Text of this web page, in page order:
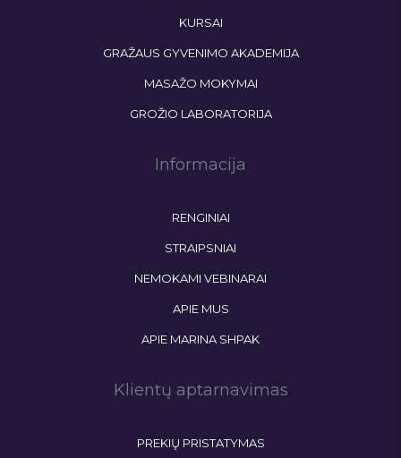
KURSAI
GRAŽAUS GYVENIMO AKADEMIJA
MASAŽO MOKYMAI
GROŽIO LABORATORIJA
Informacija
RENGINIAI
STRAIPSNIAI
NEMOKAMI VEBINARAI
APIE MUS
APIE MARINA SHPAK
Klientų aptarnavimas
PREKIŲ PRISTATYMAS